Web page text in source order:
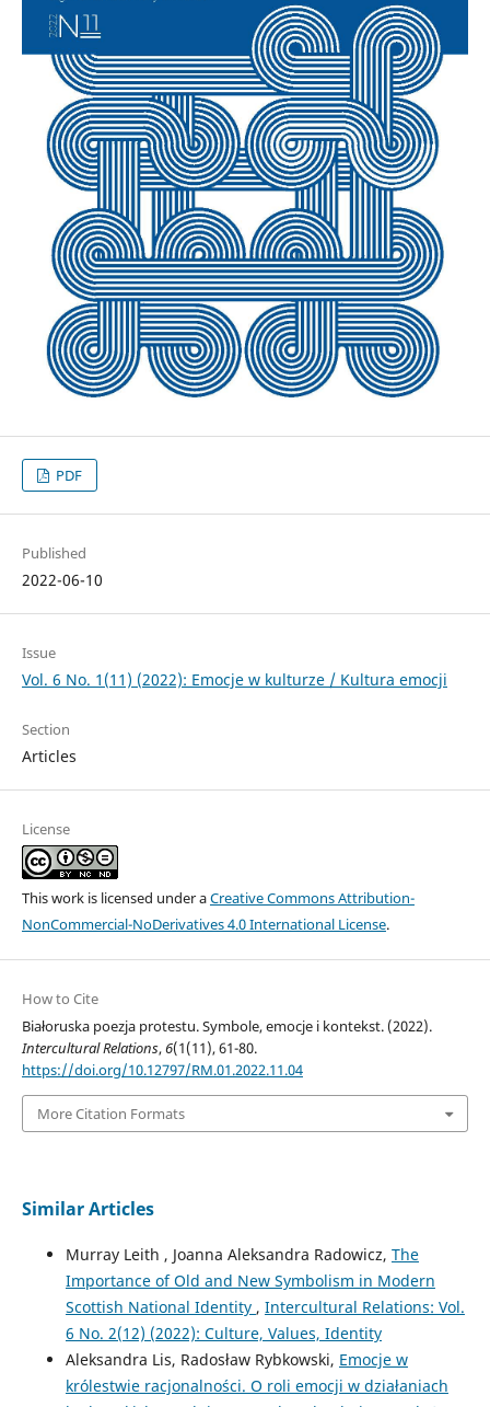
PDF
Published
2022-06-10
Issue
Vol. 6 No. 1(11) (2022): Emocje w kulturze / Kultura emocji
Section
Articles
License
This work is licensed under aCreative Commons Attribution-
NonCommercial-NoDerivatives 4.0 International License.
How to Cite
Białoruska poezja protestu. Symbole, emocje i kontekst. (2022).
Intercultural Relations,6(1(11), 61-80.
https://doi.org/10.12797/RM.01.2022.11.04
More Citation Formats
Similar Articles
Murray Leith , Joanna Aleksandra Radowicz, The
Importance of Old and New Symbolism in Modern
Scottish National Identity , Intercultural Relations: Vol.
6 No. 2(12) (2022): Culture, Values, Identity
Aleksandra Lis, Radosław Rybkowski, Emocje w
królestwie racjonalności. O roli emocji w działaniach